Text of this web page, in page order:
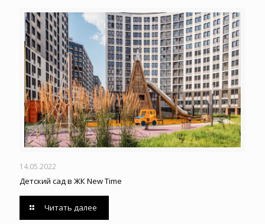
14.05.2022
Детский сад в ЖК New Time
Читать далее